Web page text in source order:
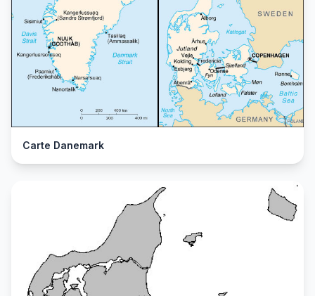
Carte Danemark